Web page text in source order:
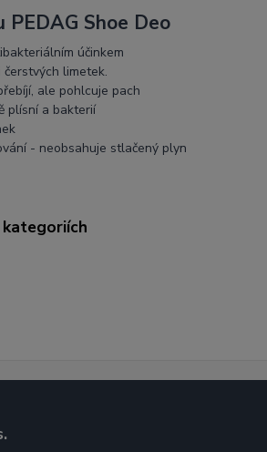
PEDAG Shoe Deo
účinkem
limetek.
ale pohlcuje pach
plísní a bakterií
- neobsahuje stlačený plyn